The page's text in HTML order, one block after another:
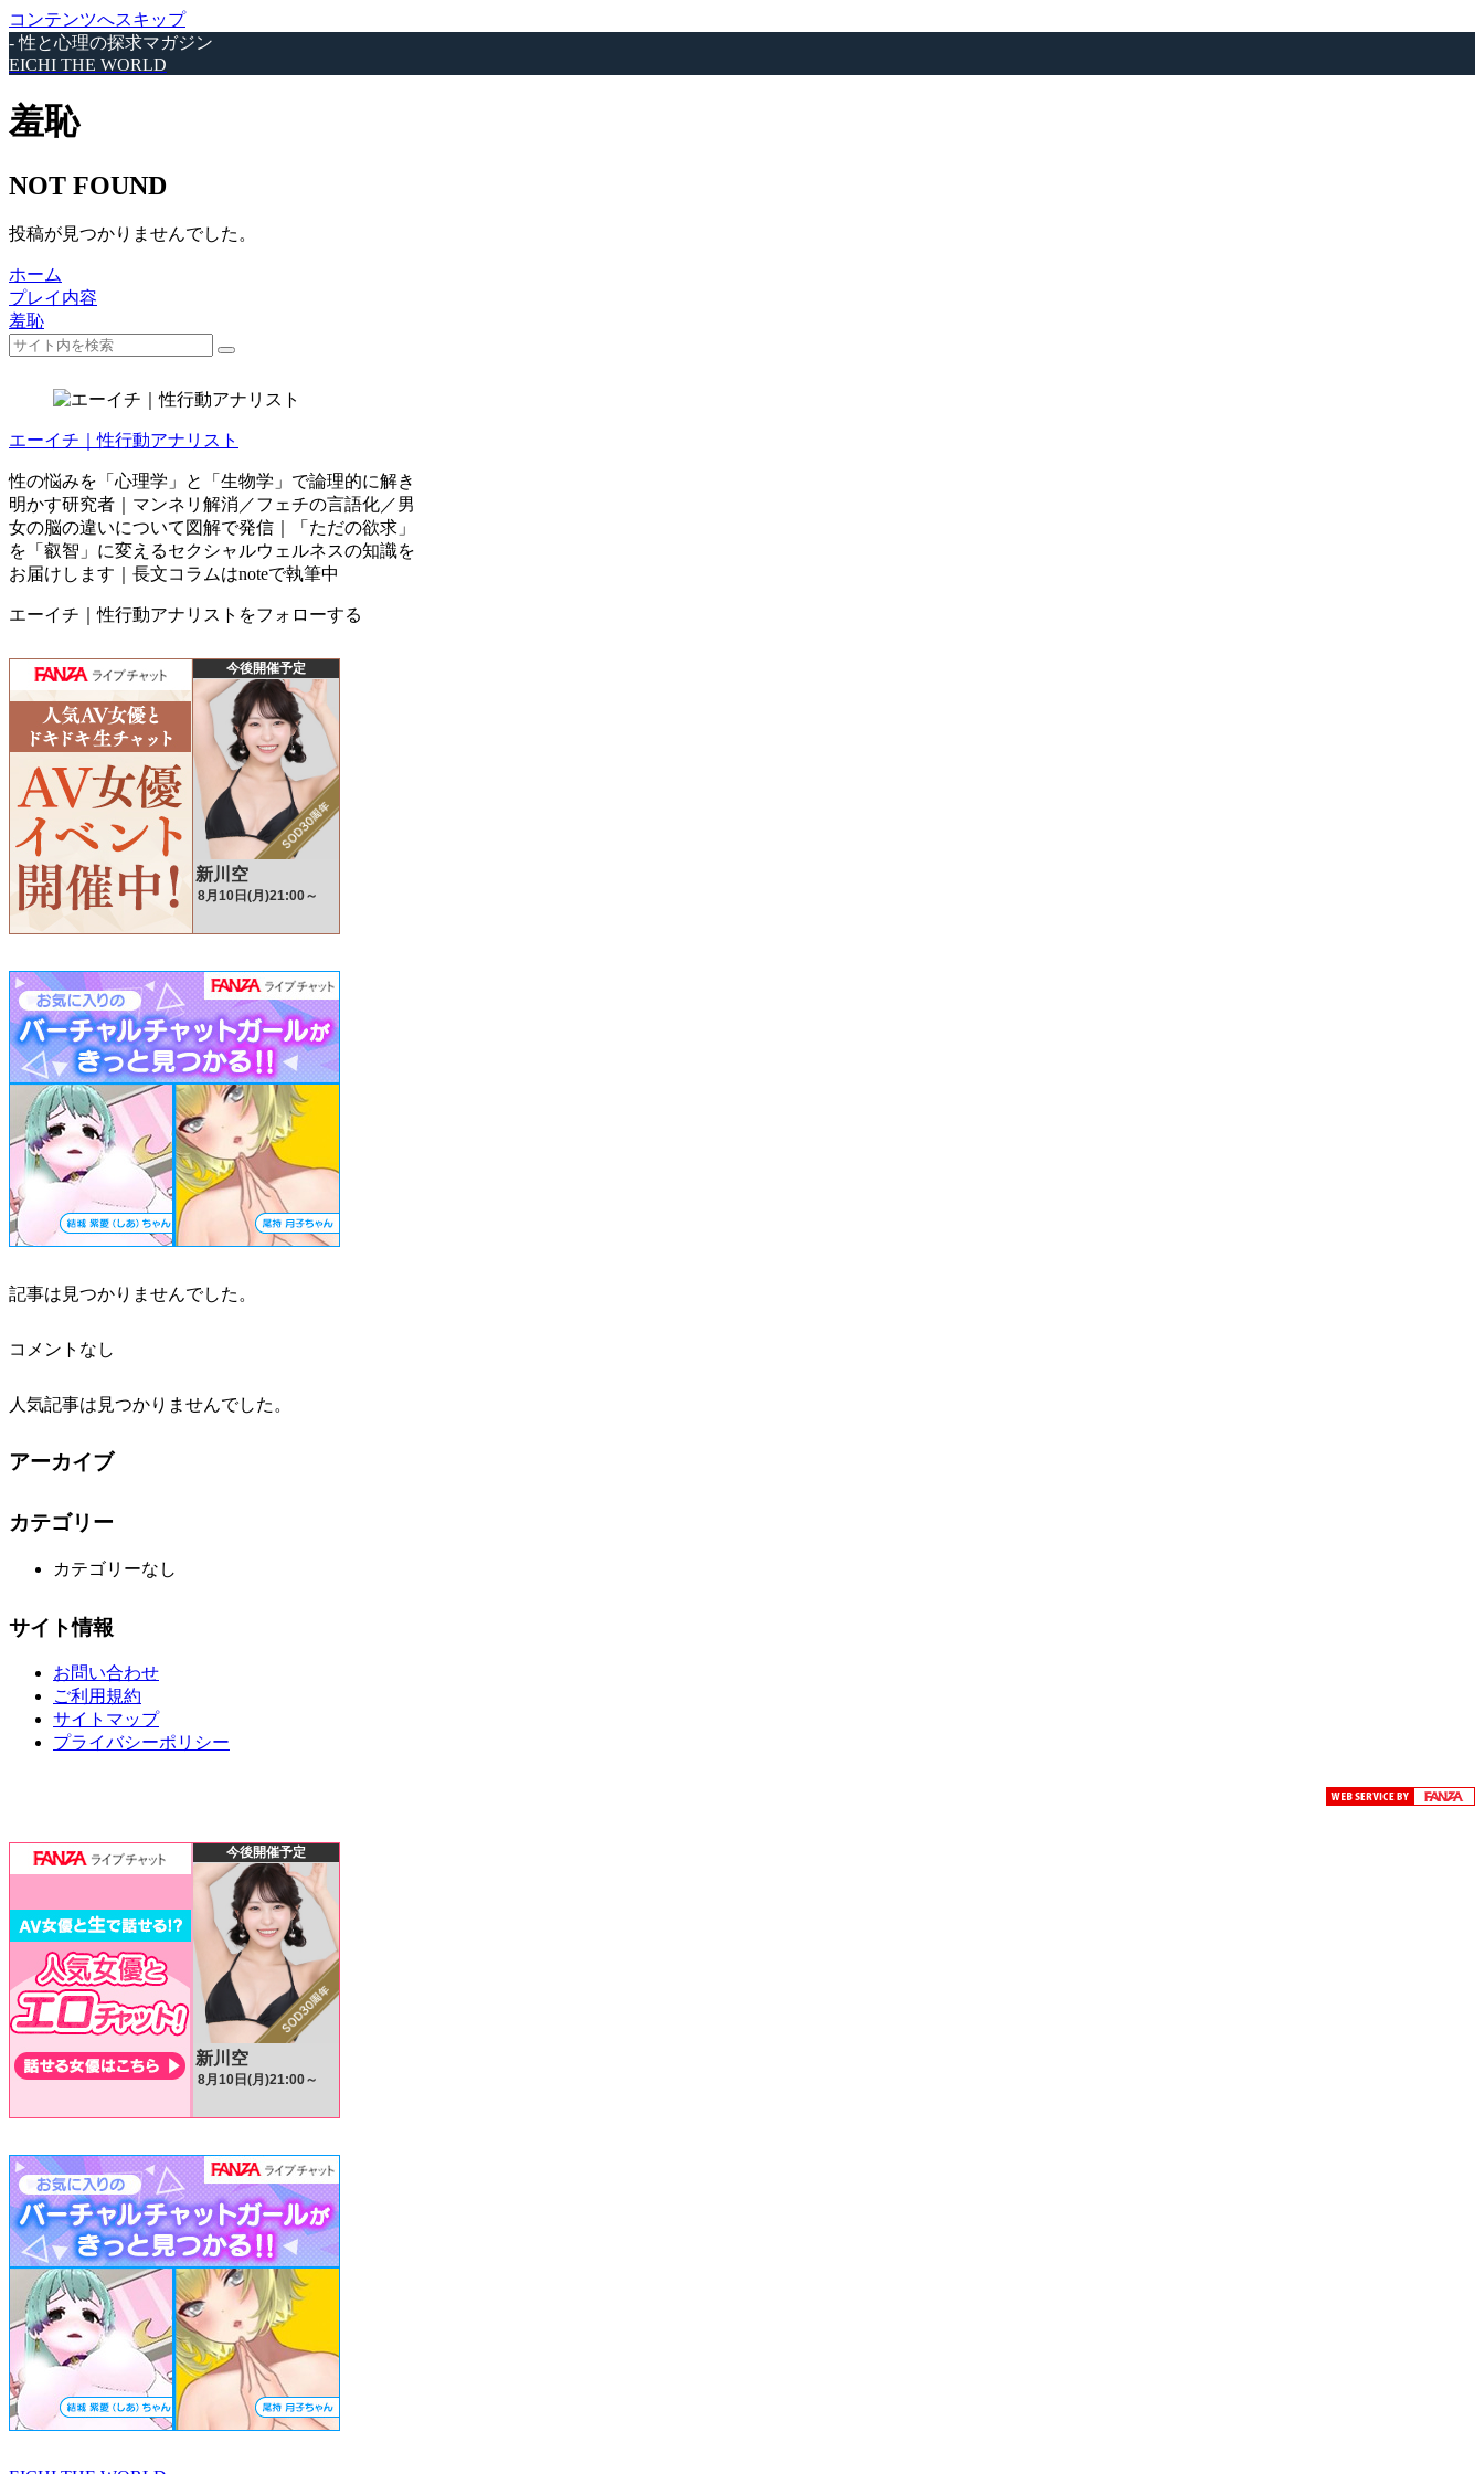
コンテンツへスキップ
- 性と心理の探求マガジン
EICHI THE WORLD
羞恥
NOT FOUND
投稿が見つかりませんでした。
ホーム
プレイ内容
羞恥
エーイチ｜性行動アナリスト
性の悩みを「心理学」と「生物学」で論理的に解き
明かす研究者｜マンネリ解消／フェチの言語化／男
女の脳の違いについて図解で発信｜「ただの欲求」
を「叡智」に変えるセクシャルウェルネスの知識を
お届けします｜長文コラムはnoteで執筆中
エーイチ｜性行動アナリストをフォローする
記事は見つかりませんでした。
コメントなし
人気記事は見つかりませんでした。
アーカイブ
カテゴリー
カテゴリーなし
サイト情報
お問い合わせ
ご利用規約
サイトマップ
プライバシーポリシー